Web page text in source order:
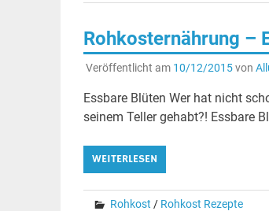
Rohkosternährung –
Veröffentlicht am 10/12/2015von
Essbare Blüten Wer hat nicht
seinem Teller gehabt?! Essbare
WEITERLESEN
Rohkost / Rohkost Rezepte